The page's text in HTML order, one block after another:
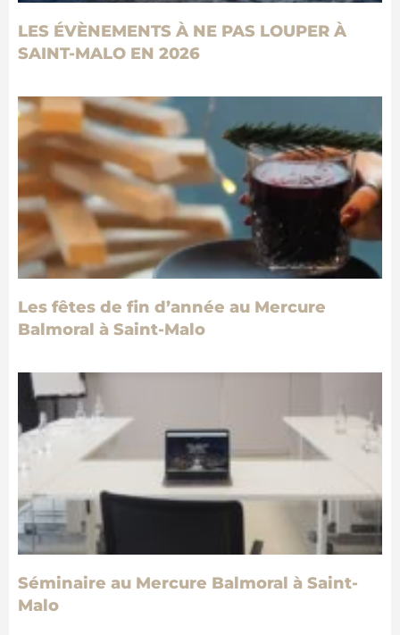
LES ÉVÈNEMENTS À NE PAS LOUPER À
SAINT-MALO EN 2026
Les fêtes de fin d’année au Mercure
Balmoral à Saint-Malo
Séminaire au Mercure Balmoral à Saint-
Malo